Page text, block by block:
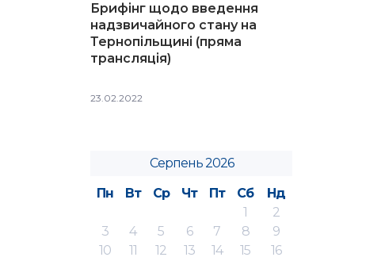
Брифінг щодо введення
надзвичайного стану на
Тернопільщині (пряма
трансляція)
23.02.2022
Серпень 2026
Пн
Вт Ср Чт Пт Сб
Нд
1
2
3
4 5 6 7 8
9
10
11 12 13 14 15
16